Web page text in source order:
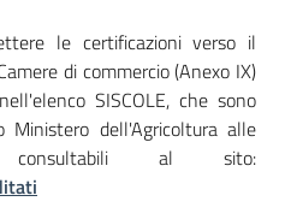
le certificazioni verso il
di commercio (Anexo IX)
SISCOLE, che sono
dell'Agricoltura alle
consultabili al sito: